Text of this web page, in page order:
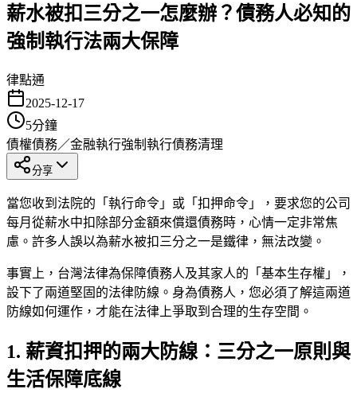
薪水被扣三分之一怎麼辦？債務人必知的
強制執行法兩大保障
律點通
2025-12-17
5分鐘
債權債務／金融執行強制執行債務清理
分享
當您收到法院的「執行命令」或「扣押命令」，要求您的公司
每月從薪水中扣除部分金額來償還債務時，心情一定非常焦
慮。許多人誤以為薪水被扣三分之一是鐵律，無法改變。
事實上，台灣法律為保障債務人及其家人的「基本生存權」，
設下了兩道堅固的法律防線。身為債務人，您必須了解這兩道
防線如何運作，才能在法律上爭取到合理的生存空間。
1. 薪資扣押的兩大防線：三分之一原則與
生活保障底線